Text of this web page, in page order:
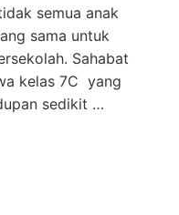
semua anak
sama untuk
Sahabat
kelas 7C yang
sedikit …